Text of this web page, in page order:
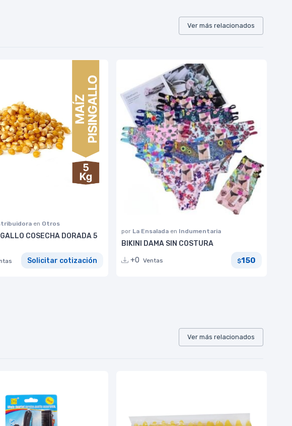
Ver más relacionados
en Otros
COSECHA DORADA 5
Solicitar cotización
por La Ensalada en Indumentaria
BIKINI DAMA SIN COSTURA
+0 Ventas $150
Ver más relacionados